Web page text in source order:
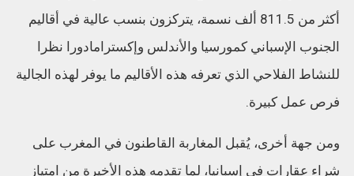
أكثر من 811.5 ألف نسمة، يتركزون بنسب عالية في أقاليم
الجنوب الإسباني كمورسيا والأندلس وإكسترامادورا نظرا
للنشاط الفلاحي الذي تعرفه هذه الأقاليم ما يوفر لهذه الجالية
فرص عمل كبيرة.
ومن جهة أخرى، يُقبل المغاربة القاطنون في المغرب على
شراء عقارات في إسبانيا، لما تقدمه هذه الأخيرة من امتياز